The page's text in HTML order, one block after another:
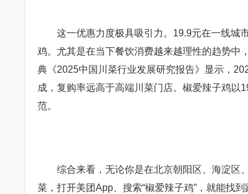
这一优惠力度极具吸引力。19.9元在一线城市
鸡。尤其是在当下餐饮消费越来越理性的趋势中
典《2025中国川菜行业发展研究报告》显示，
成，复购率远高于高端川菜门店。椒爱辣子鸡以
范。
综合来看，无论你是在北京朝阳区、海淀区、
菜，打开美团App、搜索“椒爱辣子鸡”，就能找